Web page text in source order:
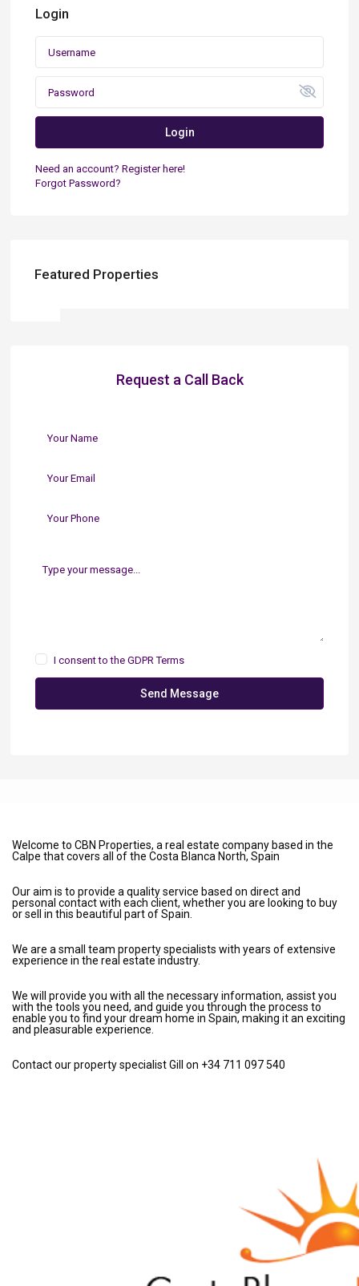
Login
Login
Need an account? Register here!
Forgot Password?
Featured Properties
Request a Call Back
I consent to theGDPR Terms
Send Message
Welcome to CBN Properties, a real estate company based in the
Calpe that covers all of the Costa Blanca North, Spain
Our aim is to provide a quality service based on direct and
personal contact with each client, whether you are looking to buy
or sell in this beautiful part of Spain.
We are a small team property specialists with years of extensive
experience in the real estate industry.
We will provide you with all the necessary information, assist you
with the tools you need, and guide you through the process to
enable you to find your dream home in Spain, making it an exciting
and pleasurable experience.
Contact our property specialist Gill on +34 711 097 540